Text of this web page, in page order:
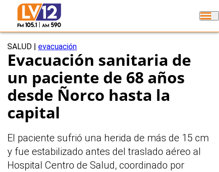
SALUD evacuación
Evacuación sanitaria de
un paciente de 68 años
desde Ñorco hasta la
capital
El paciente sufrió una herida de más de 15 cm
y fue estabilizado antes del traslado aéreo al
Hospital Centro de Salud, coordinado por